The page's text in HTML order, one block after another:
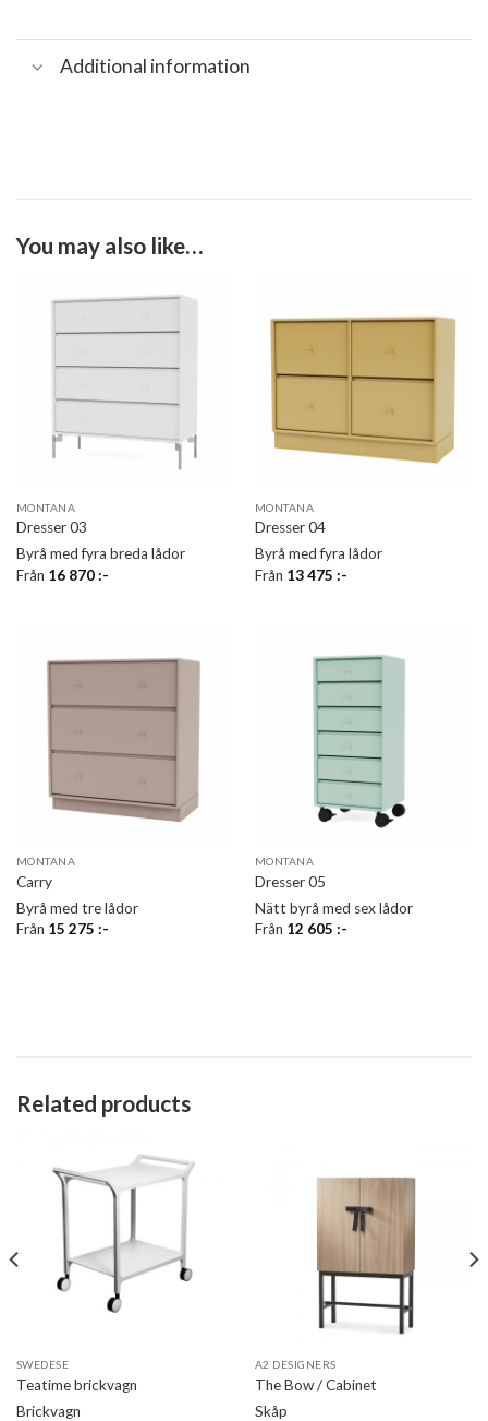
Additional information
You may also like…
MONTANA
Dresser 03
Byrå med fyra breda lådor
Från 16 870:-
MONTANA
Dresser 04
Byrå med fyra lådor
Från 13 475 :-
MONTANA
Carry
Byrå med tre lådor
Från 15 275 :-
MONTANA
Dresser 05
Nätt byrå med sex lådor
Från 12 605 :-
Related products
SWEDESE
Teatime brickvagn
Brickvagn
A2 DESIGNERS
The Bow / Cabinet
Skåp